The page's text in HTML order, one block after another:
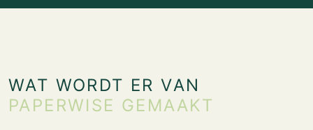
WAT WORDT ER VAN
PAPERWISE GEMAAKT